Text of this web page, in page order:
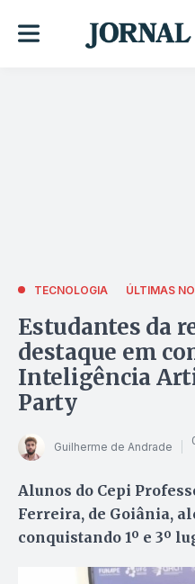
TECNOLOGIA ÚLTIMAS
Estudantes da
destaque em
Inteligência
Party
Guilherme de Andrade
Alunos do Cepi
Ferreira, de Goiânia,
conquistando 1º e 3º